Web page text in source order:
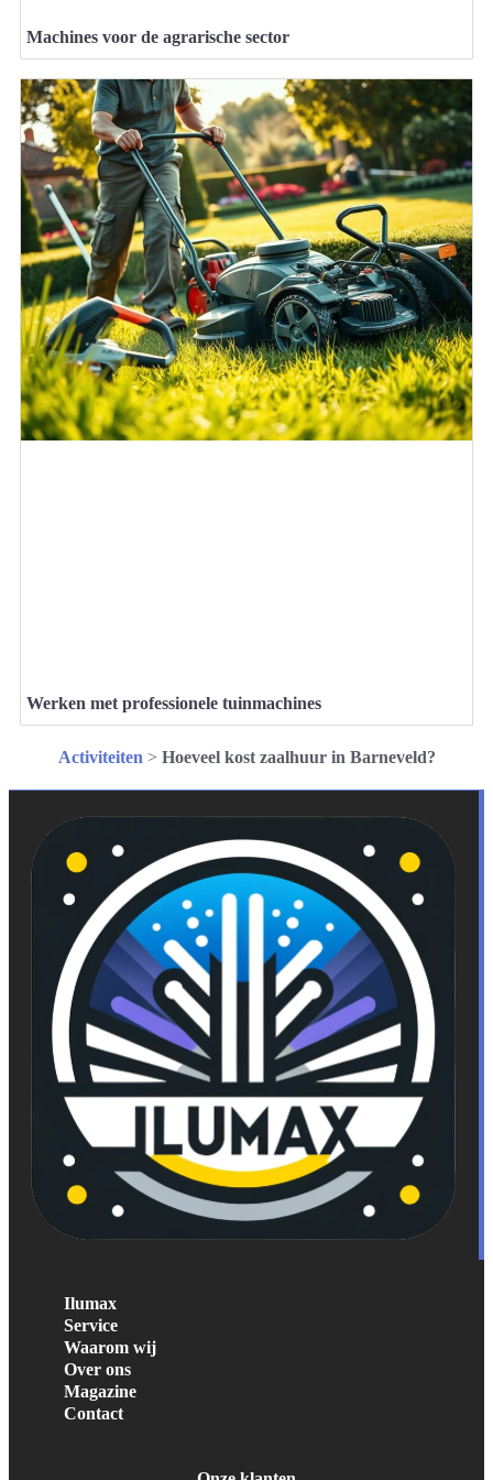
Machines voor de agrarische sector
Werken met professionele tuinmachines
Activiteiten > Hoeveel kost zaalhuur in Barneveld?
Ilumax
Service
Waarom wij
Over ons
Magazine
Contact